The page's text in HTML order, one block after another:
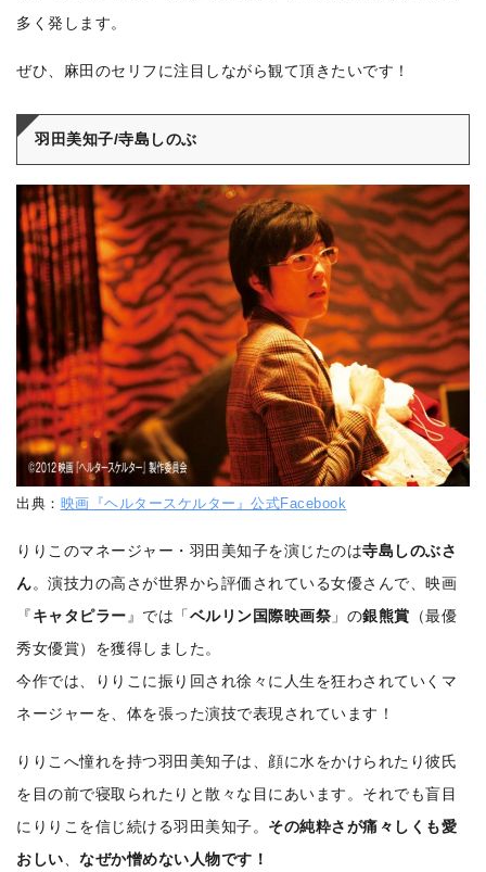
多く発します。
ぜひ、麻田のセリフに注目しながら観て頂きたいです！
羽田美知子/寺島しのぶ
出典： 映画『ヘルタースケルター』公式Facebook
りりこのマネージャー・羽田美知子を演じたのは寺島しのぶさ
ん。演技力の高さが世界から評価されている女優さんで、映画
『キャタピラー』では「ベルリン国際映画祭 」の銀熊賞 （最優
秀女優賞）を獲得しました。
今作では、りりこに振り回され徐々に人生を狂わされていくマ
ネージャーを、体を張った演技で表現されています！
りりこへ憧れを持つ羽田美知子は、顔に水をかけられたり彼氏
を目の前で寝取られたりと散々な目にあいます。それでも盲目
にりりこを信じ続ける羽田美知子。 その純粋さが痛々しくも愛
おしい、なぜか憎めない人物です！